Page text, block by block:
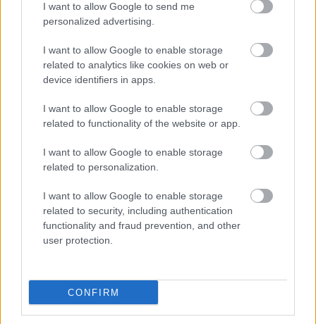
I want to allow Google to send me
personalized advertising.
I want to allow Google to enable storage
related to analytics like cookies on web or
device identifiers in apps.
I want to allow Google to enable storage
related to functionality of the website or app.
I want to allow Google to enable storage
related to personalization.
I want to allow Google to enable storage
related to security, including authentication
functionality and fraud prevention, and other
user protection.
CONFIRM
Α1 ΓΥΝΑΙΚΩΝ
Η Καλαπόδα, «μία φίλη απ’ τα παλιά», ορθώνει